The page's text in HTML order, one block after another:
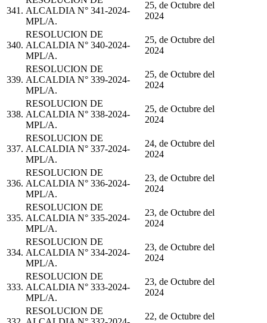
341. ALCALDIA N° 341-2024-
MPL/A.
25, de Octubre del
2024
340.
RESOLUCION DE
ALCALDIA N° 340-2024-
MPL/A.
25, de Octubre del
2024
339.
RESOLUCION DE
ALCALDIA N° 339-2024-
MPL/A.
25, de Octubre del
2024
338.
RESOLUCION DE
ALCALDIA N° 338-2024-
MPL/A.
25, de Octubre del
2024
337.
RESOLUCION DE
ALCALDIA N° 337-2024-
MPL/A.
24, de Octubre del
2024
336.
RESOLUCION DE
ALCALDIA N° 336-2024-
MPL/A.
23, de Octubre del
2024
335.
RESOLUCION DE
ALCALDIA N° 335-2024-
MPL/A.
23, de Octubre del
2024
334.
RESOLUCION DE
ALCALDIA N° 334-2024-
MPL/A.
23, de Octubre del
2024
333.
RESOLUCION DE
ALCALDIA N° 333-2024-
MPL/A.
23, de Octubre del
2024
RESOLUCION DE
22, de Octubre del